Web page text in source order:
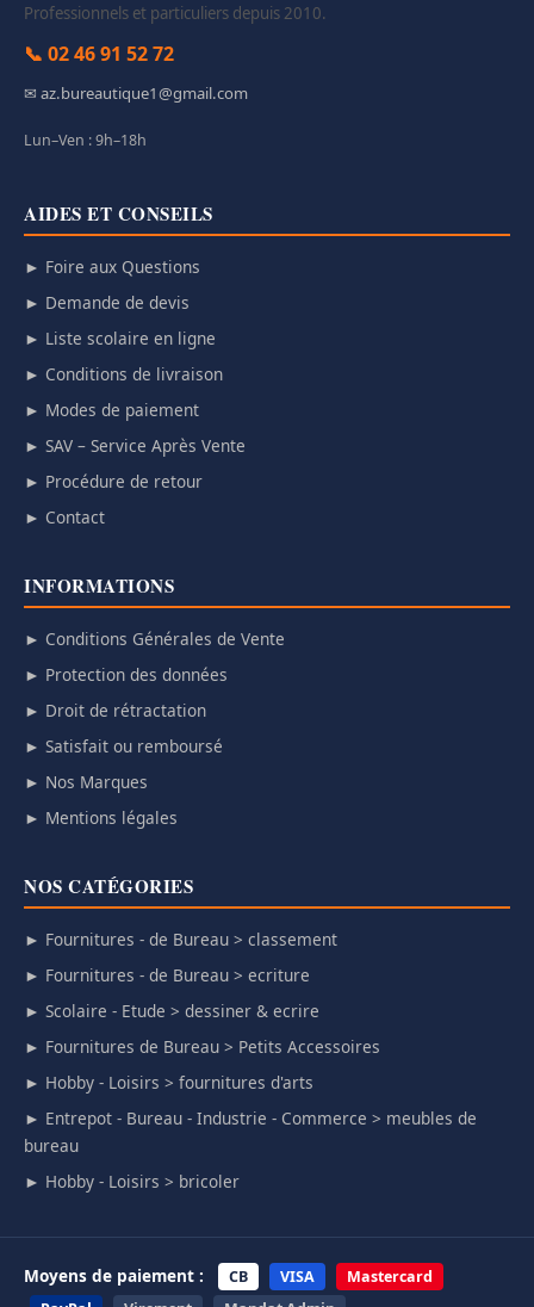
Professionnels et particuliers depuis 2010.
📞 02 46 91 52 72
✉ az.bureautique1@gmail.com
Lun–Ven : 9h–18h
AIDES ET CONSEILS
► Foire aux Questions
► Demande de devis
► Liste scolaire en ligne
► Conditions de livraison
► Modes de paiement
► SAV – Service Après Vente
► Procédure de retour
► Contact
INFORMATIONS
► Conditions Générales de Vente
► Protection des données
► Droit de rétractation
► Satisfait ou remboursé
► Nos Marques
► Mentions légales
NOS CATÉGORIES
► Fournitures - de Bureau > classement
► Fournitures - de Bureau > ecriture
► Scolaire - Etude > dessiner & ecrire
► Fournitures de Bureau > Petits Accessoires
► Hobby - Loisirs > fournitures d'arts
► Entrepot - Bureau - Industrie - Commerce > meubles de
bureau
► Hobby - Loisirs > bricoler
Moyens de paiement : CB VISA
Mastercard